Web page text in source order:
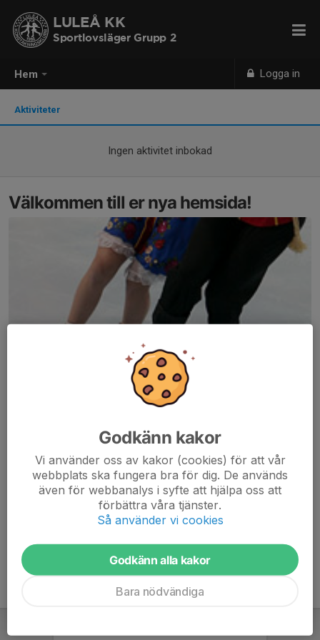
Hem Logga in
LULEÅ KK
Sportlovsläger Grupp 2
Aktiviteter
Ingen aktivitet inbokad
Välkommen till er nya hemsida!
Här hamnar automatiskt de senaste nyheterna på hemsidan. För
att kunna börja administrera hemsidan loggar du in högst upp till
höger.
Godkänn kakor
Vi använder oss av kakor (cookies) för att vår
webbplats ska fungera bra för dig. De används
även för webbanalys i syfte att hjälpa oss att
förbättra våra tjänster.
Så använder vi cookies
Godkänn alla kakor
Bara nödvändiga